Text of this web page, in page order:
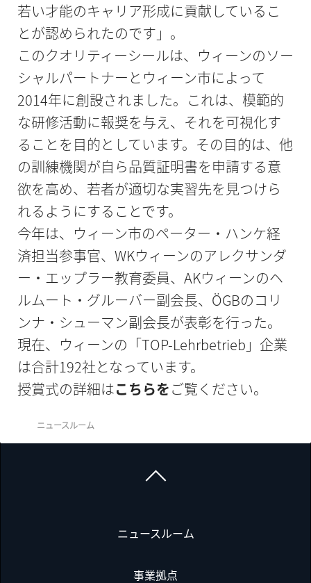
若い才能のキャリア形成に貢献しているこ
とが認められたのです」。
このクオリティーシールは、ウィーンのソー
シャルパートナーとウィーン市によって
2014年に創設されました。これは、模範的
な研修活動に報奨を与え、それを可視化す
ることを目的としています。その目的は、他
の訓練機関が自ら品質証明書を申請する意
欲を高め、若者が適切な実習先を見つけら
れるようにすることです。
今年は、ウィーン市のペーター・ハンケ経
済担当参事官、WKウィーンのアレクサンダ
ー・エップラー教育委員、AKウィーンのヘ
ルムート・グルーバー副会長、ÖGBのコリ
ンナ・シューマン副会長が表彰を行った。
現在、ウィーンの「TOP-Lehrbetrieb」企業
は合計192社となっています。
授賞式の詳細はこちらをご覧ください。
ニュースルーム
ニュースルーム
事業拠点